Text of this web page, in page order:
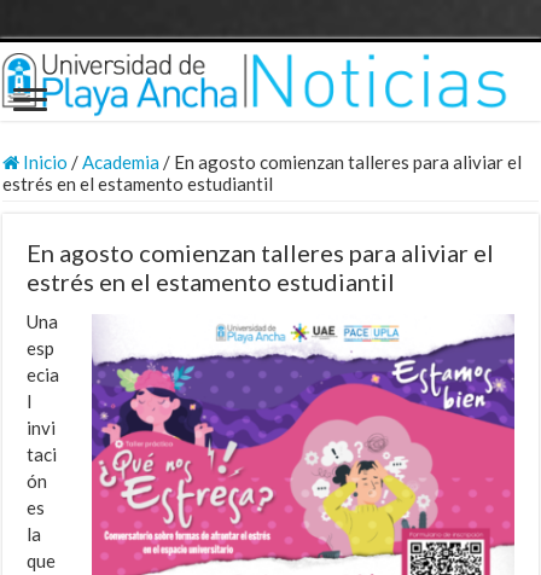
Inicio /Academia/ En agosto comienzan talleres para aliviar el
estrés en el estamento estudiantil
En agosto comienzan talleres para aliviar el
estrés en el estamento estudiantil
Una
esp
ecia
l
invi
taci
ón
es
la
que